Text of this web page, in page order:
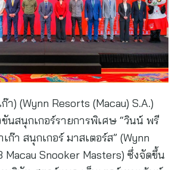
า) (Wynn Resorts (Macau) S.A.)
นสนุกเกอร์รายการพิเศษ “วินน์ พรี
ก๊า สนุกเกอร์ มาสเตอร์ส” (Wynn
Snooker Masters) ซึ่งจัดขึ้น